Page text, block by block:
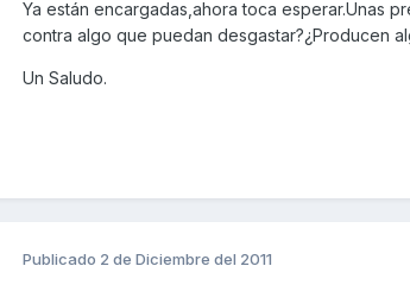
Ya están encargadas,ahora toca esperar.Unas
contra algo que puedan desgastar?¿Producen
Un Saludo.
Publicado 2 de Diciembre del 2011